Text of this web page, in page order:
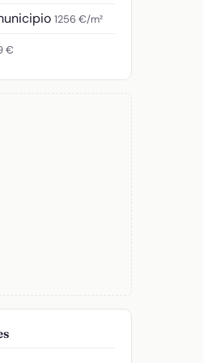
1256 €/m²
€